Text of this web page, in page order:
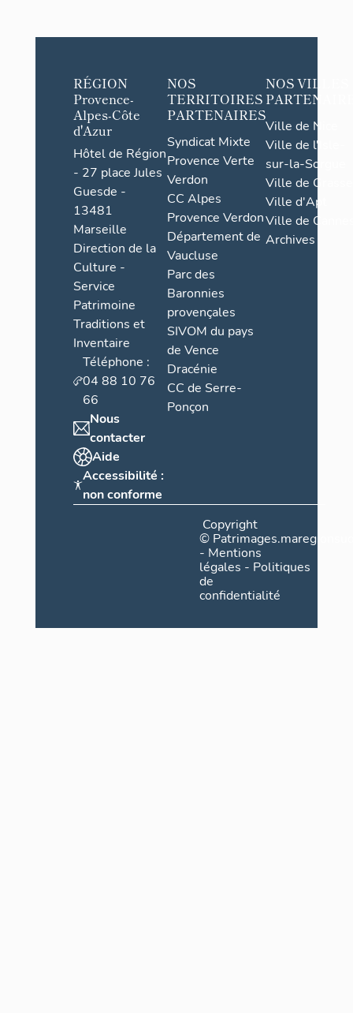
RÉGION
Provence-
Alpes-Côte
d'Azur
Hôtel de Région
- 27 place Jules
Guesde -
13481
Marseille
Direction de la
Culture -
Service
Patrimoine
Traditions et
Inventaire
Téléphone :
04 88 10 76
66
Nous
contacter
Aide
Accessibilité :
non conforme
NOS
TERRITOIRES
PARTENAIRES
Syndicat Mixte
Provence Verte
Verdon
CC Alpes
Provence Verdon
Département de
Vaucluse
Parc des
Baronnies
provençales
SIVOM du pays
de Vence
Dracénie
CC de Serre-
Ponçon
NOS VILLES
Ville de Nice
Ville de l'Isle-
sur-la-Sorgue
Ville de Grasse
Ville d'Apt
Ville de
Archives
Copyright
©
- Mentions
légales - Politiques
de
confidentialité